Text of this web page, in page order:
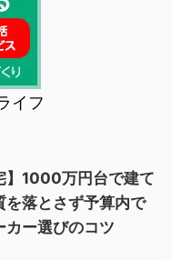
イフ
】1000万円台で建て
を落とさず予算内で
カー選びのコツ